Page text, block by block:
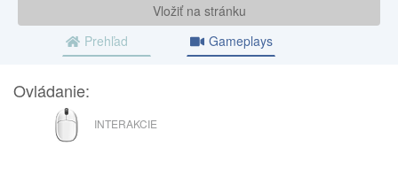
Vložiť na stránku
Prehľad
Gameplays
Ovládanie:
MYŠ
INTERAKCIE